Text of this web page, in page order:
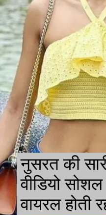
नुसरत की
वीडियो सोशल
वायरल होती